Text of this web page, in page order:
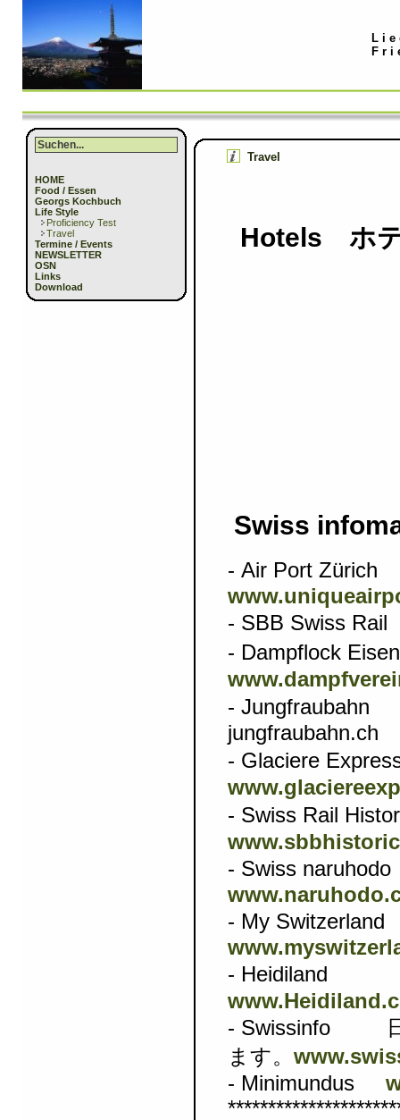
HOME
Food / Essen
Georgs Kochbuch
Life Style
Proficiency Test
Travel
Termine / Events
NEWSLETTER
OSN
Links
Download
Travel
Hotels ホ
Swiss
- Air Port
- SBB
- Dampflock
-
jungfraubahn.ch
- Glaciere
- Swiss
- Swiss
- My
-
- Swissinfo
ます。
- Minimundus